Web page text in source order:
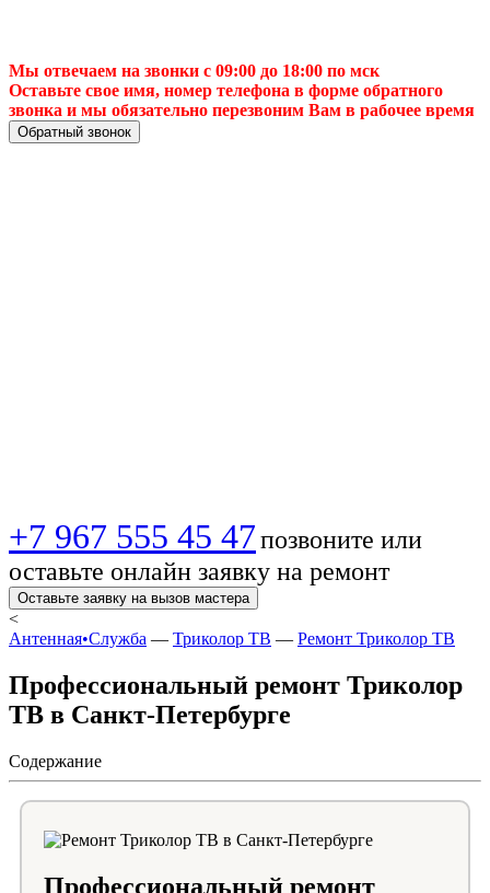
Мы отвечаем на звонки с 09:00 до 18:00 по мск
Оставьте свое имя, номер телефона в форме обратного
звонка и мы обязательно перезвоним Вам в рабочее время
Обратный звонок
+7 967 555 45 47позвоните или
оставьте онлайн заявку на ремонт
Оставьте заявку на вызов мастера
<
Антенная•Служба — Триколор ТВ — Ремонт Триколор ТВ
Профессиональный ремонт Триколор
ТВ в Санкт-Петербурге
Содержание
Профессиональный ремонт